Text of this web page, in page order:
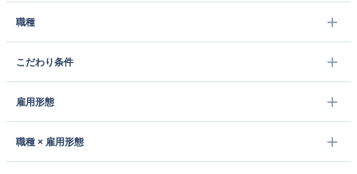
職種
こだわり条件
雇用形態
職種 × 雇用形態